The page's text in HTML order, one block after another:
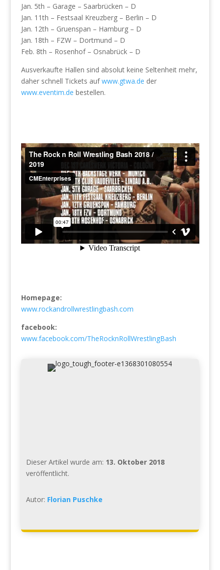
Jan. 5th – Garage – Saarbrücken – D
Jan. 11th – Festsaal Kreuzberg – Berlin – D
Jan. 12th – Gruenspan – Hamburg – D
Jan. 18th – FZW – Dortmund – D
Feb. 8th – Rosenhof – Osnabrück – D
Ausverkaufte Hallen sind absolut keine Seltenheit mehr,
daher schnell Tickets aufwww.gtwa.de der
www.eventim.de bestellen.
Homepage:
www.rockandrollwrestlingbash.com
facebook:
www.facebook.com/TheRocknRollWrestlingBash
Dieser Artikel wurde am: 13. Oktober 2018
veröffentlicht.
Autor: Florian Puschke